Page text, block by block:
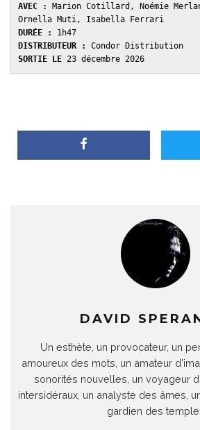
AVEC : Marion Cotillard, Noémie
Ornella Muti, Isabella Ferrari
DURÉE : 1h47
DISTRIBUTEUR : Condor Distribution
SORTIE LE 23 décembre 2026
DAVID
Un esthète, un provocateur, un
amoureux des mots, un amateur
sonorités nouvelles, un voyageur
intersidéraux, un analyste des âmes,
gardien des